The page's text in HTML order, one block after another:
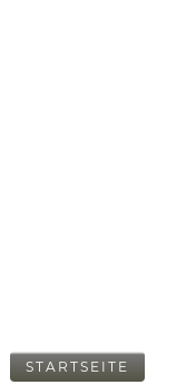
STARTSEITE